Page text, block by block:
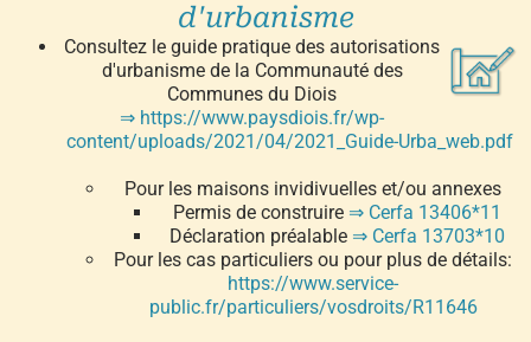
d'urbanisme
Consultez le guide pratique des autorisations
d'urbanisme de la Communauté des
Communes du Diois
⇒ https://www.paysdiois.fr/wp-
content/uploads/2021/04/2021_Guide-Urba_web.pdf
Pour les maisons invidivuelles et/ou annexes
Permis de construire ⇒ Cerfa 13406*11
Déclaration préalable ⇒ Cerfa 13703*10
Pour les cas particuliers ou pour plus de détails:
https://www.service-
public.fr/particuliers/vosdroits/R11646